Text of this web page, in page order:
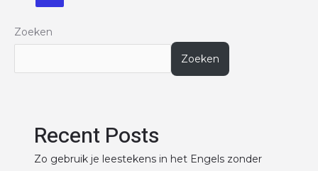
Zoeken
Zoeken
Recent Posts
Zo gebruik je leestekens in het Engels zonder